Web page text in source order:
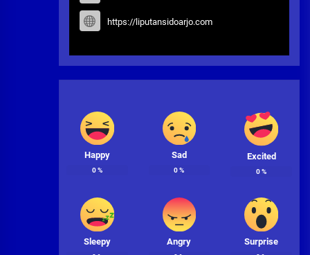
https://liputansidoarjo.com
Happy
0%
Sad
0%
Excited
0%
Sleepy Angry Surprise